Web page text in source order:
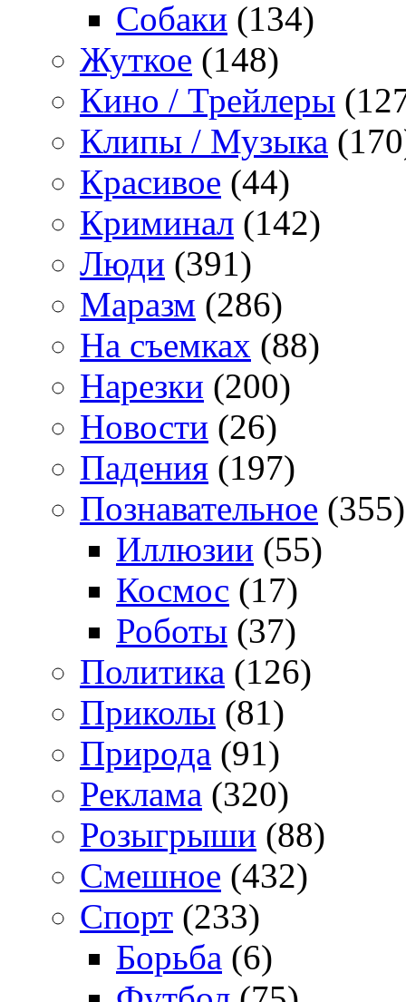
Собаки (134)
Жуткое (148)
Кино / Трейлеры
Клипы / Музыка
Красивое (44)
Криминал (142)
Люди (391)
Маразм (286)
На съемках (88)
Нарезки (200)
Новости (26)
Падения (197)
Познавательное (355)
Иллюзии (55)
Космос (17)
Роботы (37)
Политика (126)
Приколы (81)
Природа (91)
Реклама (320)
Розыгрыши (88)
Смешное (432)
Спорт (233)
Борьба (6)